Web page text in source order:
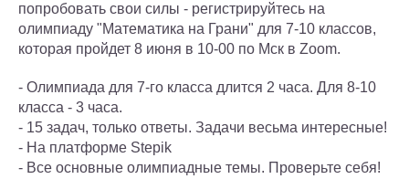
попробовать свои силы - регистрируйтесь на
олимпиаду "Математика на Грани" для 7-10 классов,
которая пройдет 8 июня в 10-00 по Мск в Zoom.
- Олимпиада для 7-го класса длится 2 часа. Для 8-10
класса - 3 часа.
- 15 задач, только ответы. Задачи весьма интересные!
- На платформе Stepik
- Все основные олимпиадные темы. Проверьте себя!